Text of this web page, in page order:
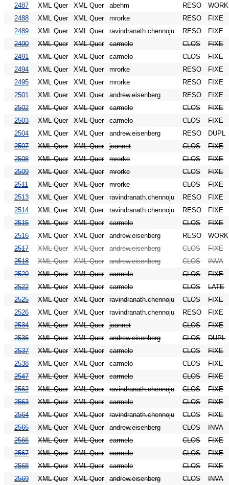
2487 XML Quer XML Quer abehm RESO
WORK
2488
XML Quer XML Quer mrorke RESO
FIXE
2489
XML Quer XML Quer ravindranath.chennoju RESO
FIXE
2490
XML Quer XML Quer carmelo CLOS
FIXE
2491
XML Quer XML Quer carmelo CLOS
FIXE
2494
XML Quer XML Quer mrorke RESO
FIXE
2495
XML Quer XML Quer mrorke RESO
FIXE
2501
XML Quer XML Quer andrew.eisenberg RESO
FIXE
2502
XML Quer XML Quer carmelo CLOS
FIXE
2503
XML Quer XML Quer carmelo CLOS
FIXE
2504
XML Quer XML Quer andrew.eisenberg RESO
DUPL
2507
XML Quer XML Quer joannet CLOS
FIXE
2508
XML Quer XML Quer mrorke CLOS
FIXE
2509
XML Quer XML Quer mrorke CLOS
FIXE
2511
XML Quer XML Quer mrorke CLOS
FIXE
2513
XML Quer XML Quer ravindranath.chennoju RESO
FIXE
2514
XML Quer XML Quer ravindranath.chennoju RESO
FIXE
2515
XML Quer XML Quer carmelo CLOS
FIXE
2516
XML Quer XML Quer andrew.eisenberg RESO
WORK
2517
XML Quer XML Quer andrew.eisenberg CLOS
FIXE
2518
XML Quer XML Quer andrew.eisenberg CLOS
INVA
2520
XML Quer XML Quer carmelo CLOS
FIXE
2522
XML Quer XML Quer carmelo CLOS
LATE
2525
XML Quer XML Quer ravindranath.chennoju CLOS
FIXE
2526
XML Quer XML Quer ravindranath.chennoju RESO
FIXE
2534
XML Quer XML Quer joannet CLOS
FIXE
2536
XML Quer XML Quer andrew.eisenberg CLOS
DUPL
2537
XML Quer XML Quer carmelo CLOS
FIXE
2538
XML Quer XML Quer carmelo CLOS
FIXE
2547
XML Quer XML Quer carmelo CLOS
FIXE
2562
XML Quer XML Quer ravindranath.chennoju CLOS
FIXE
2563
XML Quer XML Quer carmelo CLOS
FIXE
2564
XML Quer XML Quer ravindranath.chennoju CLOS
FIXE
2565
XML Quer XML Quer andrew.eisenberg CLOS
INVA
2566
XML Quer XML Quer carmelo CLOS
FIXE
2567
XML Quer XML Quer carmelo CLOS
FIXE
2568
XML Quer XML Quer carmelo CLOS
FIXE
2569
XML Quer XML Quer andrew.eisenberg CLOS
INVA